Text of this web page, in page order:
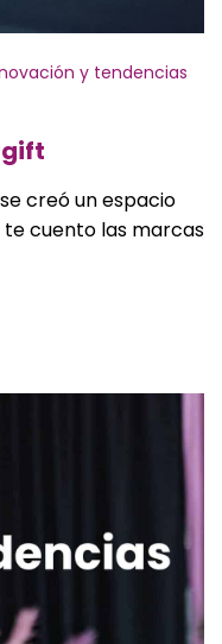
y tendencias
creó un espacio
cuento las marcas